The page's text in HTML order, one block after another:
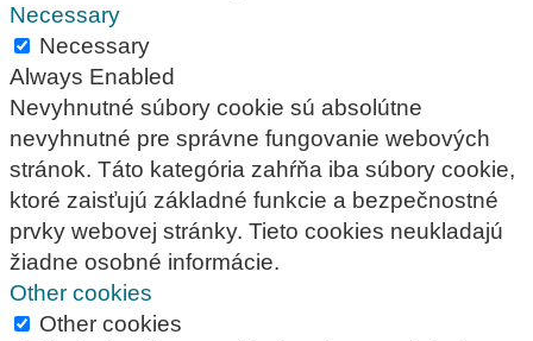
Necessary
Necessary
Always Enabled
Nevyhnutné súbory cookie sú absolútne
nevyhnutné pre správne fungovanie webových
stránok. Táto kategória zahŕňa iba súbory cookie,
ktoré zaisťujú základné funkcie a bezpečnostné
prvky webovej stránky. Tieto cookies neukladajú
žiadne osobné informácie.
Other cookies
Other cookies